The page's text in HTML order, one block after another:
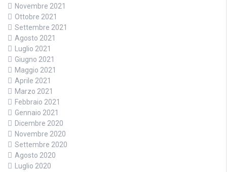
Novembre 2021
Ottobre 2021
Settembre 2021
Agosto 2021
Luglio 2021
Giugno 2021
Maggio 2021
Aprile 2021
Marzo 2021
Febbraio 2021
Gennaio 2021
Dicembre 2020
Novembre 2020
Settembre 2020
Agosto 2020
Luglio 2020